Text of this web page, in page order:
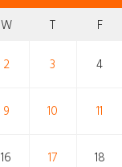
W T F
2 3 4
9 10 11
16 17 18